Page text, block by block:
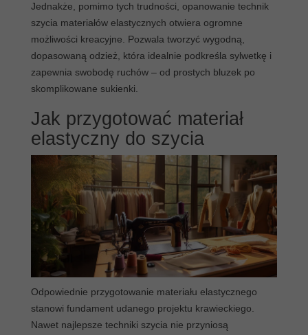
Jednakże, pomimo tych trudności, opanowanie technik
szycia materiałów elastycznych otwiera ogromne
możliwości kreacyjne. Pozwala tworzyć wygodną,
dopasowaną odzież, która idealnie podkreśla sylwetkę i
zapewnia swobodę ruchów – od prostych bluzek po
skomplikowane sukienki.
Jak przygotować materiał
elastyczny do szycia
Odpowiednie przygotowanie materiału elastycznego
stanowi fundament udanego projektu krawieckiego.
Nawet najlepsze techniki szycia nie przyniosą